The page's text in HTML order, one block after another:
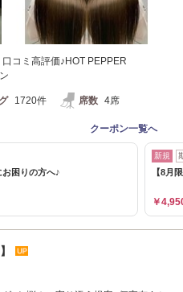
コミ高評価♪HOT PEPPER
1720件 席数 4席
クーポン一覧へ
困りの方へ♪
新規
【8月
￥